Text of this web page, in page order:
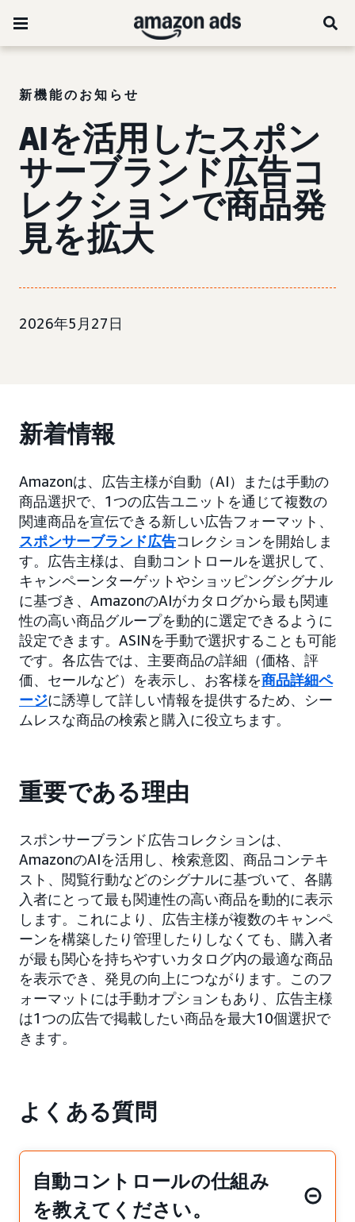
新機能のお知らせ
AIを活用したスポン
サーブランド広告コ
レクションで商品発
見を拡大
2026年5月27日
新着情報
Amazonは、広告主様が自動（AI）または手動の
商品選択で、1つの広告ユニットを通じて複数の
関連商品を宣伝できる新しい広告フォーマット、
スポンサーブランド広告コレクションを開始しま
す。広告主様は、自動コントロールを選択して、
キャンペーンターゲットやショッピングシグナル
に基づき、AmazonのAIがカタログから最も関連
性の高い商品グループを動的に選定できるように
設定できます。ASINを手動で選択することも可能
です。各広告では、主要商品の詳細（価格、評
価、セールなど）を表示し、お客様を商品詳細ペ
ージに誘導して詳しい情報を提供するため、シー
ムレスな商品の検索と購入に役立ちます。
重要である理由
スポンサーブランド広告コレクションは、
AmazonのAIを活用し、検索意図、商品コンテキ
スト、閲覧行動などのシグナルに基づいて、各購
入者にとって最も関連性の高い商品を動的に表示
します。これにより、広告主様が複数のキャンペ
ーンを構築したり管理したりしなくても、購入者
が最も関心を持ちやすいカタログ内の最適な商品
を表示でき、発見の向上につながります。このフ
ォーマットには手動オプションもあり、広告主様
は1つの広告で掲載したい商品を最大10個選択で
きます。
よくある質問
自動コントロールの仕組み
を教えてください。